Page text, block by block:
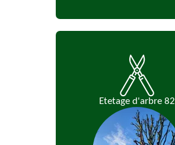
Etetage d'arbre 82